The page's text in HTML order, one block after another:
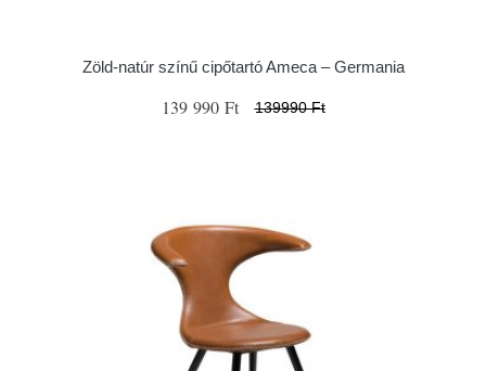
Zöld-natúr színű cipőtartó Ameca – Germania
139 990 Ft 139990 Ft